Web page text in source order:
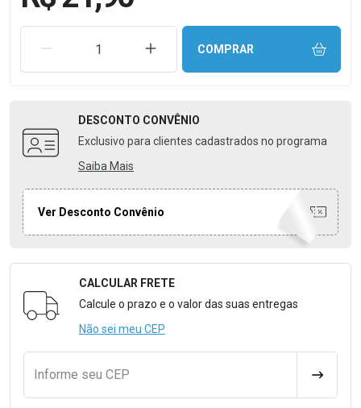
REMOVER UMA UNIDADEAUMENTAR UMA UNIDADE
COMPRAR
DESCONTO CONVÊNIO
Exclusivo para clientes cadastrados no programa
Saiba Mais
Ver Desconto Convênio
Formulário para Calcular o Frete
CALCULAR FRETE
Calcule o prazo e o valor das suas entregas
Não sei meu CEP
Informe seu CEP